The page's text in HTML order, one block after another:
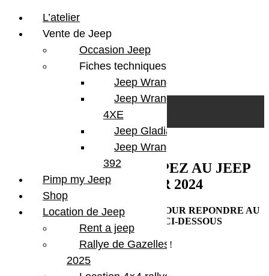
VOUS AVEZ PARTICIPEZ AU JEEP
WINTER TOUR 2024
POUVEZ VOUS PRENDRE 1 MN POUR REPONDRE AU
PETIT QUESTIONNAIRE CI-DESSOUS
Formulaire de contact non trouvé !
L’atelier
Vente de Jeep
Occasion Jeep
Fiches techniques
Jeep Wrangler JL
Jeep Wrangler
4XE
Jeep Gladiator
Jeep Wrangler V8
392
Pimp my Jeep
Shop
Location de Jeep
Rent a jeep
Rallye de Gazelles
2025